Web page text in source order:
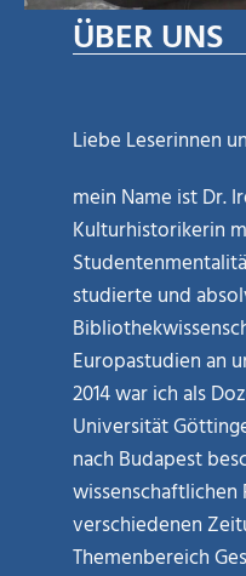
ÜBER UNS
Liebe Leserinnen
mein Name ist Dr.
Kulturhistorikerin
studierte und
Europastudien an
2014 war ich als
Universität
nach Budapest
verschiedenen
Themenbereich